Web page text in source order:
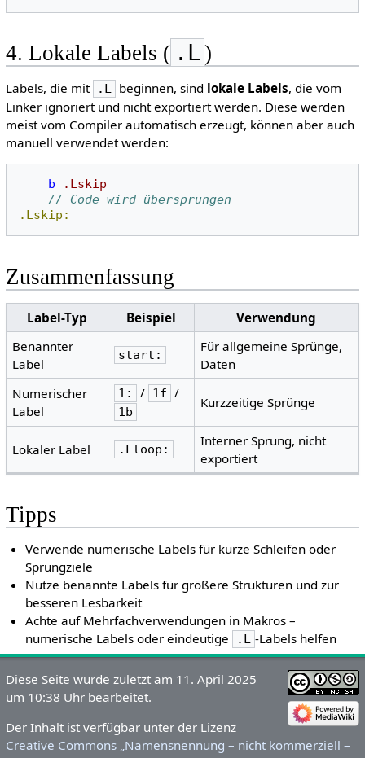
4. Lokale Labels ( .L )
Labels, die mit .L beginnen, sind lokale Labels, die vom
Linker ignoriert und nicht exportiert werden. Diese werden
meist vom Compiler automatisch erzeugt, können aber auch
manuell verwendet werden:
b
.Lskip
// Code wird übersprungen
.Lskip:
Zusammenfassung
Label-Typ Beispiel
Verwendung
Benannter
Label
start:
Für allgemeine Sprünge,
Daten
Numerischer
Label
1: / 1f /
1b
Kurzzeitige Sprünge
Lokaler Label .Lloop:
Interner Sprung, nicht
exportiert
Tipps
Verwende numerische Labels für kurze Schleifen oder
Sprungziele
Nutze benannte Labels für größere Strukturen und zur
besseren Lesbarkeit
Achte auf Mehrfachverwendungen in Makros –
numerische Labels oder eindeutige
.L -Labels helfen
Diese Seite wurde zuletzt am 11. April 2025
um 10:38 Uhr bearbeitet.
Der Inhalt ist verfügbar unter der Lizenz
Creative Commons „Namensnennung – nicht kommerziell –